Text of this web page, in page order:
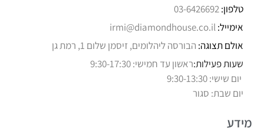
טלפון:03-6426692
אימייל:irmi@diamondhouse.co.il
אולם תצוגה: הבורסה ליהלומים, זיסמן שלום 1, רמת גן
שעות פעילות:ראשון עד חמישי: 9:30-17:30
יום שישי: 9:30-13:30
יום שבת: סגור
מידע